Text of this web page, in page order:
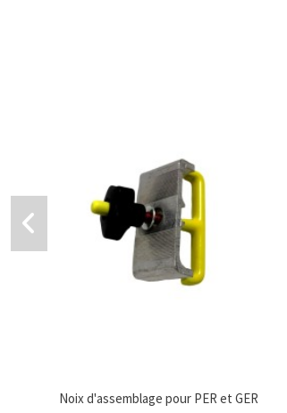
Noix d'assemblage pour PER et GER